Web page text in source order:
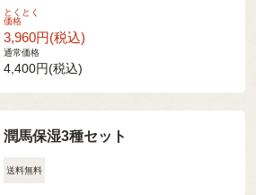
とくとく
価格
3,960円(税込)
通常価格
4,400円(税込)
潤馬保湿3種セット
送料無料